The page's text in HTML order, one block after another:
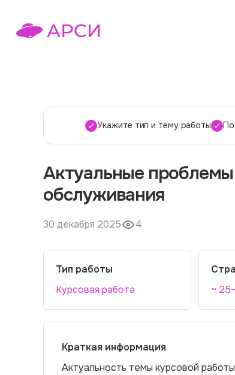
Укажите тип и тему работы
Актуальные
обслуживания
30 декабря 2025 4
Тип работы
Курсовая работа
~
Краткая информация
Актуальность темы курсовой